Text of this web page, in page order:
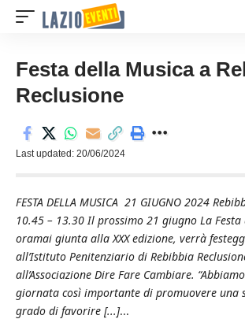
Festa della Musica a
Reclusione
Last updated: 20/06/2024
FESTA DELLA MUSICA 21 GIUGNO 2024
10.45 – 13.30 Il prossimo 21 giugno La Festa
oramai giunta alla XXX edizione, verrà
all’Istituto Penitenziario di Rebibbia
all’Associazione Dire Fare Cambiare.
giornata così importante di promuovere una
grado di favorire [...]...